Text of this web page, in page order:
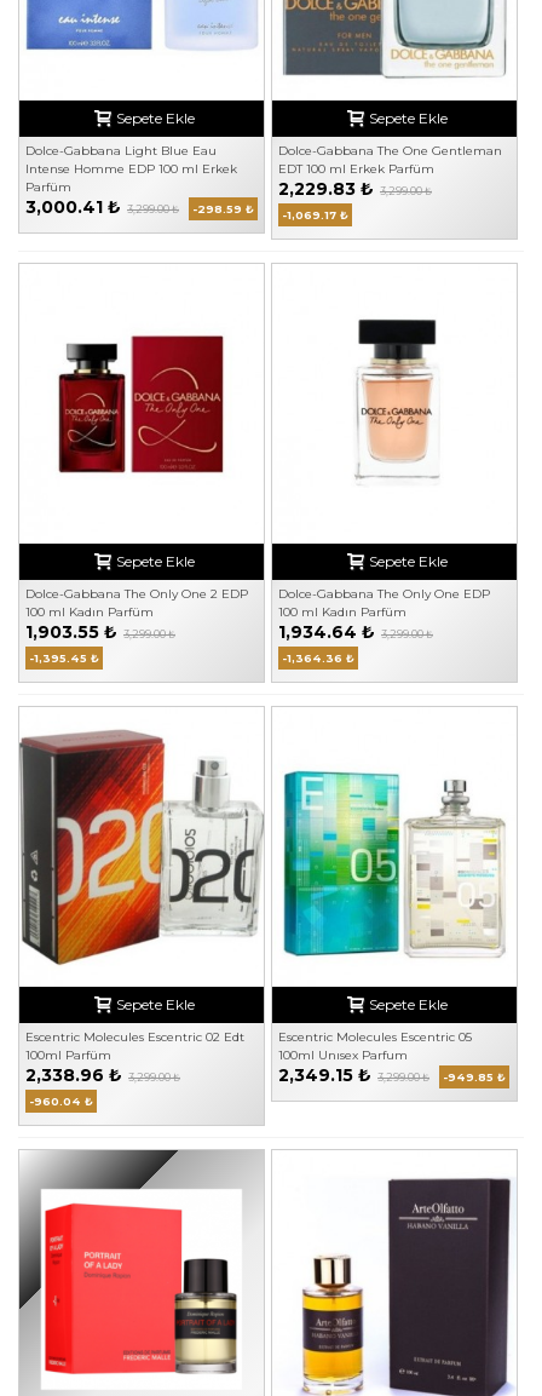
Sepete Ekle
Dolce-Gabbana Light Blue Eau
Intense Homme EDP 100 ml Erkek
Parfüm
3,000.41 ₺ 3,299.00 ₺ -298.59 ₺
Sepete Ekle
Dolce-Gabbana The One Gentleman
EDT 100 ml Erkek Parfüm
2,229.83 ₺ 3,299.00 ₺
-1,069.17 ₺
Sepete Ekle
Dolce-Gabbana The Only One 2 EDP
100 ml Kadın Parfüm
1,903.55 ₺ 3,299.00 ₺
-1,395.45 ₺
Sepete Ekle
Dolce-Gabbana The Only One EDP
100 ml Kadın Parfüm
1,934.64 ₺ 3,299.00 ₺
-1,364.36 ₺
Sepete Ekle
Escentric Molecules Escentric 02 Edt
100ml Parfüm
2,338.96 ₺ 3,299.00 ₺
-960.04 ₺
Sepete Ekle
Escentric Molecules Escentric 05
100ml Unısex Parfum
2,349.15 ₺ 3,299.00 ₺ -949.85 ₺